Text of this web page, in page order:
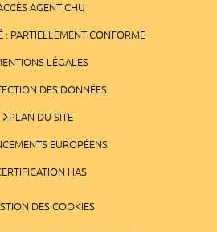
AGENT CHU
: PARTIELLEMENT CONFORME
LÉGALES
DES DONNÉES
PLAN DU SITE
EUROPÉENS
HAS
DES COOKIES